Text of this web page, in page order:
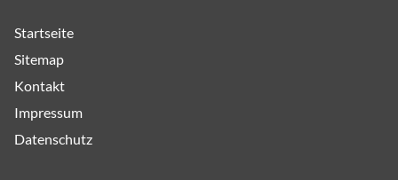
Startseite
Sitemap
Kontakt
Impressum
Datenschutz